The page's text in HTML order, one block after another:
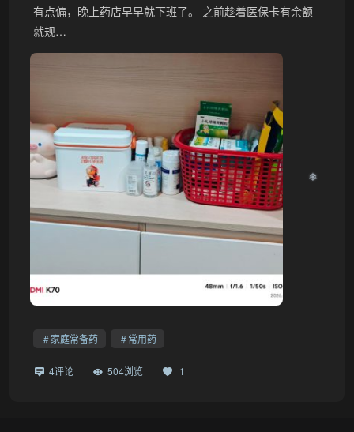
有点偏，晚上药店早早就下班了。 之前趁着医保卡有余额
就规…
家庭常备药 常用药
4评论 504浏览 1